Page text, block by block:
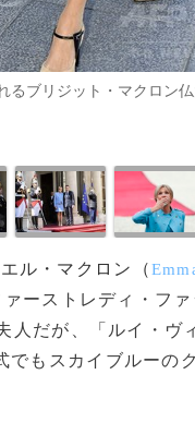
ブリジット・マクロン仏
ル・マクロン（
ーストレディ・フ
人だが、「ルイ・ヴ
もスカイブルーの